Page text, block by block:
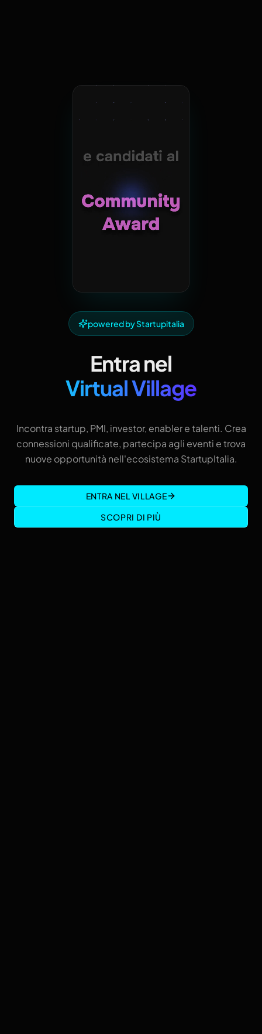
powered by Startupitalia
Entra nel
Virtual Village
Incontra startup, PMI, investor, enabler e talenti. Crea
connessioni qualificate, partecipa agli eventi e trova
nuove opportunità nell'ecosistema StartupItalia.
ENTRA NEL VILLAGE
SCOPRI DI PIÙ